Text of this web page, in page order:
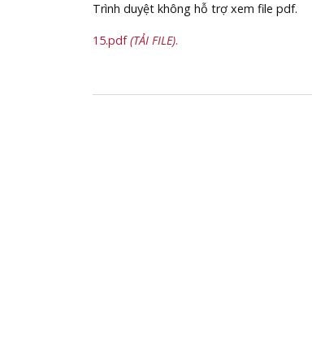
Trình duyệt không hỗ trợ xem file pdf.
15.pdf(TẢI FILE).